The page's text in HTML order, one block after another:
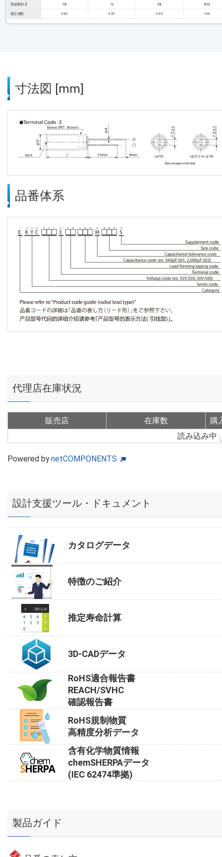
周波数 [Hz] 120 1k 10k 100k
補正係数 0.60 0.87 0.95 1.00
寸法図 [mm]
品番体系
代理店在庫状況
販売店 在庫数
購
読み込み中
Powered bynetCOMPONENTS
設計支援ツール・ドキュメント
カタログデータ
特徴のご紹介
推定寿命計算
3D-CADデータ
RoHS適合報告書
REACH/SVHC
確認報告書
RoHS規制物質
高精度分析データ
含有化学物質情報
chemSHERPAデータ
(IEC 62474準拠)
製品ガイド